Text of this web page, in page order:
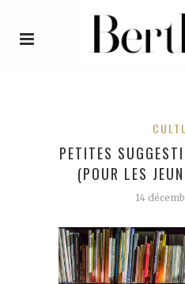
PETITES
(POUR LES
14